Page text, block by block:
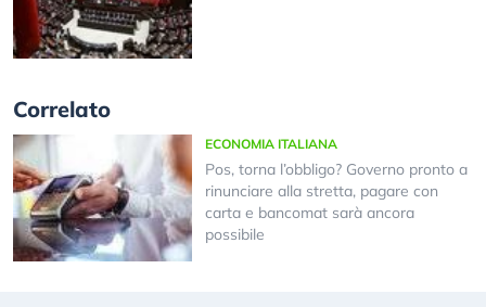
Correlato
ECONOMIA ITALIANA
Pos, torna l’obbligo? Governo pronto a
rinunciare alla stretta, pagare con
carta e bancomat sarà ancora
possibile